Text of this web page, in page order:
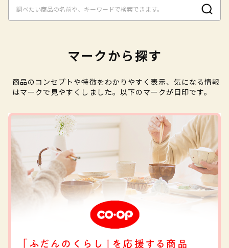
マークから探す
商品のコンセプトや特徴をわかりやすく表示、気になる情報
はマークで見やすくしました。以下のマークが目印です。